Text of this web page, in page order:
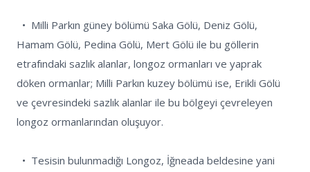
Hamam Gölü, Pedina Gölü, Mert Gölü ile bu göllerin
etrafındaki sazlık alanlar, longoz ormanları ve yaprak
döken ormanlar; Milli Parkın kuzey bölümü ise, Erikli Gölü
ve çevresindeki sazlık alanlar ile bu bölgeyi çevreleyen
longoz ormanlarından oluşuyor.